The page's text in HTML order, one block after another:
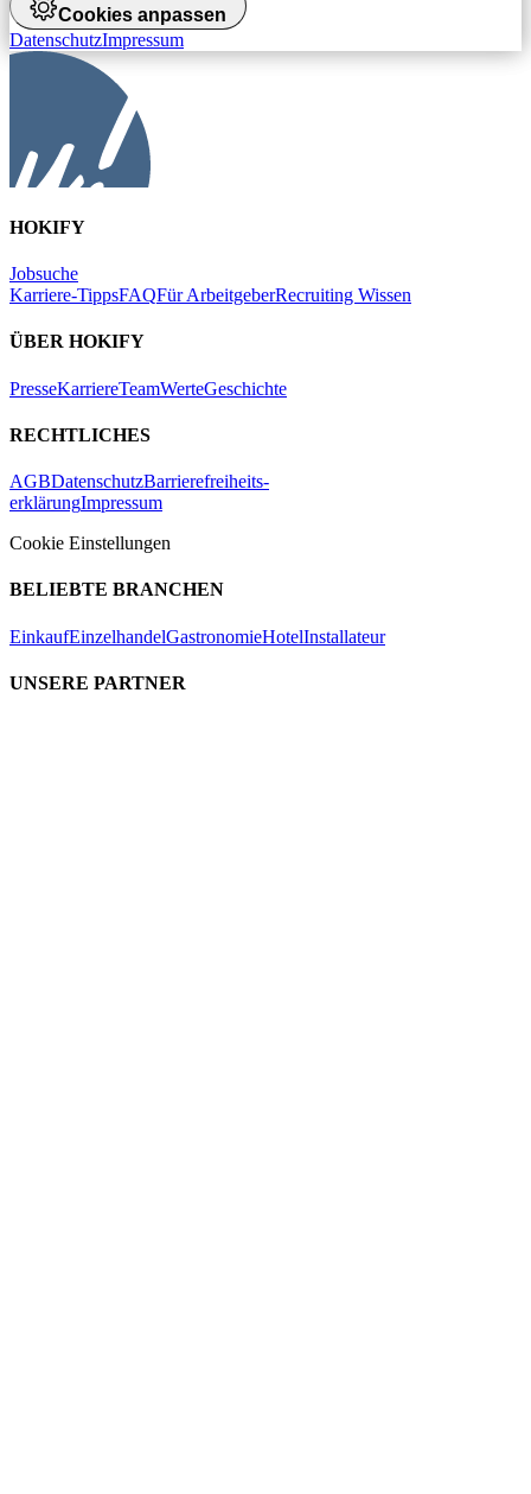
Cookies anpassen
DatenschutzImpressum
HOKIFY
Jobsuche
Karriere-TippsFAQFür ArbeitgeberRecruiting Wissen
ÜBER HOKIFY
PresseKarriereTeamWerteGeschichte
RECHTLICHES
AGBDatenschutzBarrierefreiheits-
erklärungImpressum
Cookie Einstellungen
BELIEBTE BRANCHEN
EinkaufEinzelhandelGastronomieHotelInstallateur
UNSERE PARTNER